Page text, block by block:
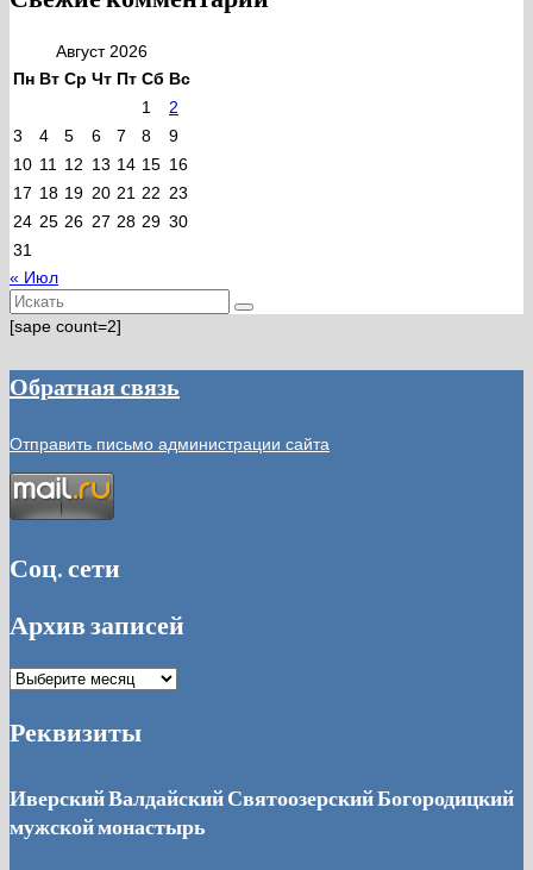
Август 2026
Пн Вт Ср Чт Пт Сб Вс
1
2
3
4 5 6 7 8
9
10 11 12 13 14 15 16
17 18 19 20 21 22 23
24 25 26 27 28 29 30
31
« Июл
Искать:
[sape count=2]
Обратная связь
Отправить письмо администрации сайта
Соц. сети
Архив записей
Архив
Реквизиты
Иверский Валдайский Святоозерский Богородицкий
мужской монастырь